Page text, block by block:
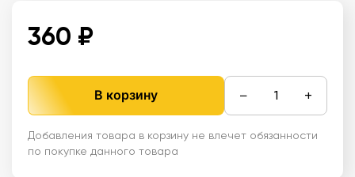
360 ₽
В корзину − +
Добавления товара в корзину не влечет обязанности
по покупке данного товара